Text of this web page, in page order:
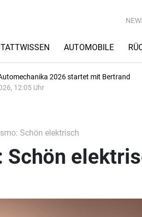
AUTOMOBILE
2026 startet mit Bertrand
12:05 Uhr
Schön elektrisch
Schön